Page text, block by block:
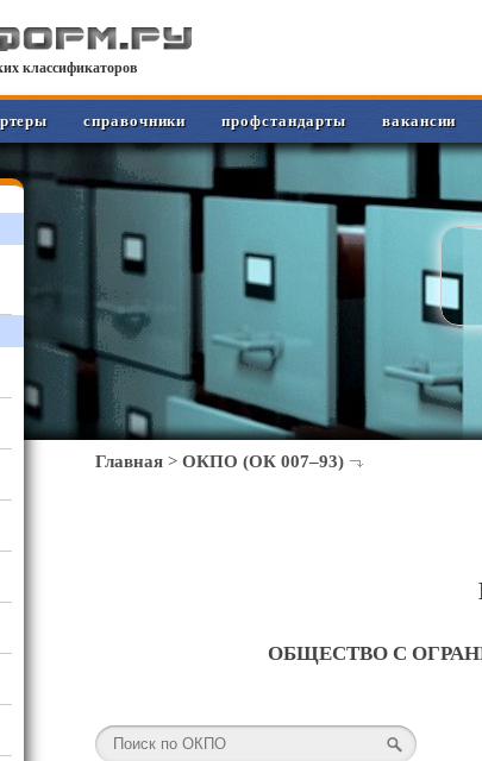
классификаторов
справочники профстандарты вакансии
Главная > ОКПО (ОК 007–93)
ОБЩЕСТВО С